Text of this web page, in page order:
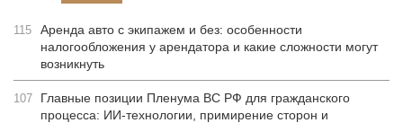
115
Аренда авто с экипажем и без: особенности
налогообложения у арендатора и какие сложности могут
возникнуть
107
Главные позиции Пленума ВС РФ для гражданского
процесса: ИИ-технологии, примирение сторон и